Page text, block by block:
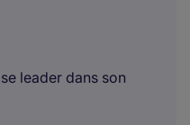
leader dans son